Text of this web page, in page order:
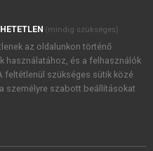
foglaltakat tudomásul
, valamint a szotar.netés a
foglaltakat
(mindig szükséges)
az oldalunkon történő
használatához, és a felhasználók
feltétlenül szükséges sütik közé
személyre szabott beállításokat